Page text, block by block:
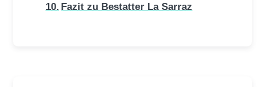
Fazit zu Bestatter La Sarraz